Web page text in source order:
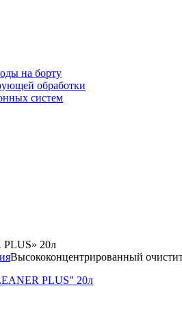
на борту
обработки
систем
PLUS» 20л
Высококонцентрированный